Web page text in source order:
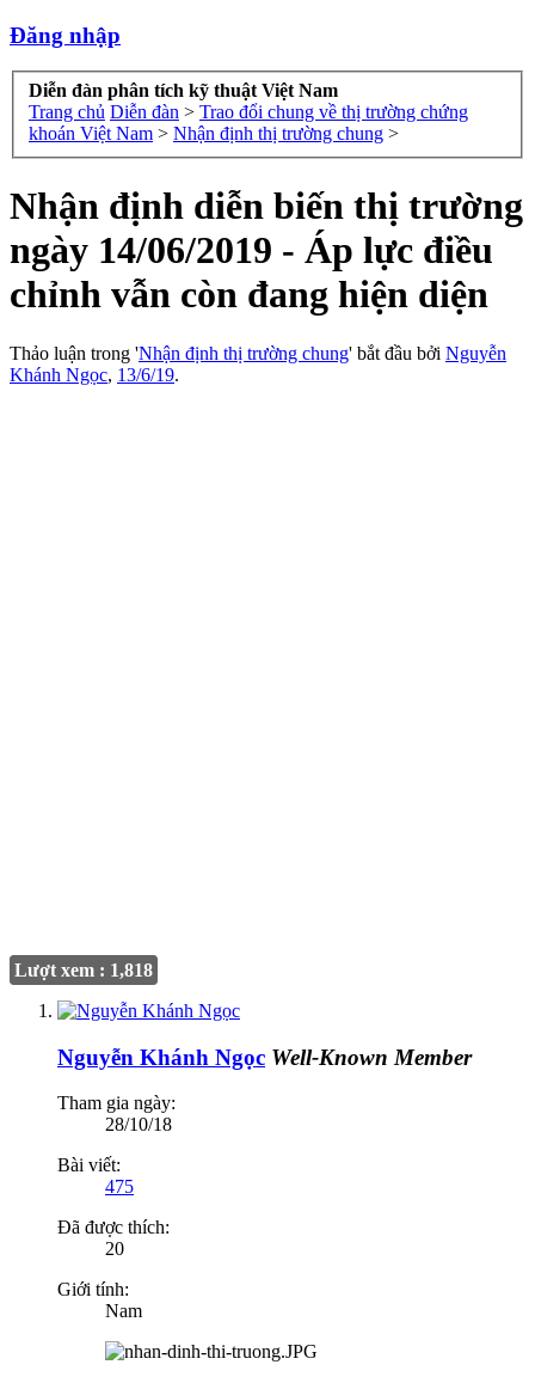
Đăng nhập
Diễn đàn phân tích kỹ thuật Việt Nam
Trang chủ Diễn đàn > Trao đổi chung về thị trường chứng
khoán Việt Nam > Nhận định thị trường chung >
Nhận định diễn biến thị trường
ngày 14/06/2019 - Áp lực điều
chỉnh vẫn còn đang hiện diện
Thảo luận trong 'Nhận định thị trường chung' bắt đầu bởi Nguyễn
Khánh Ngọc, 13/6/19.
Lượt xem : 1,818
Nguyễn Khánh Ngọc Well-Known Member
Tham gia ngày:
28/10/18
Bài viết:
475
Đã được thích:
20
Giới tính:
Nam